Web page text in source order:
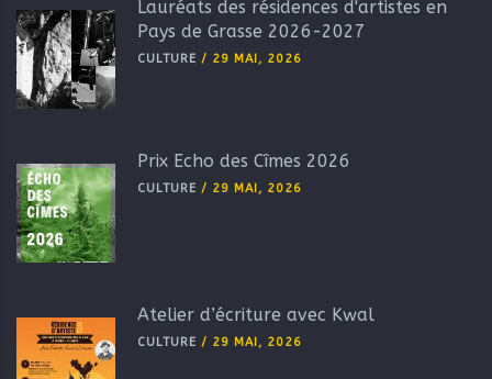
Lauréats des résidences d'artistes en
Pays de Grasse 2026-2027
CULTURE / 29 MAI, 2026
Prix Echo des Cîmes 2026
CULTURE / 29 MAI, 2026
Atelier d’écriture avec Kwal
CULTURE / 29 MAI, 2026